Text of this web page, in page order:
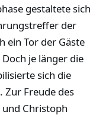
gestaltete sich
der
ein Tor der Gäste
je länger die
sich die
Zur Freude des
Christoph